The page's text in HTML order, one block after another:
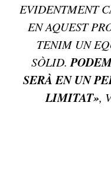
EVIDENTMENT
EN AQUEST
TENIM UN
SÒLID.
SERÀ EN UN
LIMITAT»,